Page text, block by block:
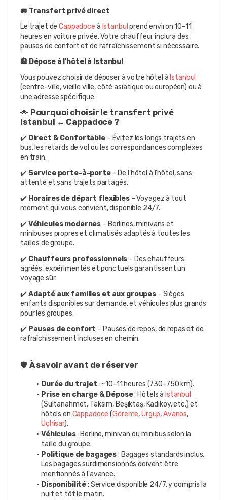
🚐 Transfert privé direct
Le trajet de Cappadoce à Istanbul prend environ 10–11
heures en voiture privée. Votre chauffeur inclura des
pauses de confort et de rafraîchissement si nécessaire.
🏨 Dépose à l'hôtel à Istanbul
Vous pouvez choisir de déposer à votre hôtel à Istanbul
(centre-ville, vieille ville, côté asiatique ou européen) ou à
une adresse spécifique.
🌟 Pourquoi choisir le transfert privé
Istanbul ↔ Cappadoce ?
✔️ Direct & Confortable – Évitez les longs trajets en
bus, les retards de vol ou les correspondances complexes
en train.
✔️ Service porte-à-porte – De l'hôtel à l'hôtel, sans
attente et sans trajets partagés.
✔️ Horaires de départ flexibles – Voyagez à tout
moment qui vous convient, disponible 24/7.
✔️ Véhicules modernes – Berlines, minivans et
minibuses propres et climatisés adaptés à toutes les
tailles de groupe.
✔️ Chauffeurs professionnels – Des chauffeurs
agréés, expérimentés et ponctuels garantissent un
voyage sûr.
✔️ Adapté aux familles et aux groupes – Sièges
enfants disponibles sur demande, et véhicules plus grands
pour les groupes.
✔️ Pauses de confort – Pauses de repos, de repas et de
rafraîchissement incluses en chemin.
🛡️ À savoir avant de réserver
Durée du trajet : ~10–11 heures (730–750 km).
Prise en charge & Dépose : Hôtels à Istanbul
(Sultanahmet, Taksim, Beşiktaş, Kadıköy, etc.) et
hôtels en Cappadoce (Göreme, Ürgüp, Avanos
Uçhisar).
Véhicules : Berline, minivan ou minibus selon la
taille du groupe.
Politique de bagages : Bagages standards inclus.
Les bagages surdimensionnés doivent être
mentionnés à l'avance.
Disponibilité : Service disponible 24/7, y compris la
nuit et tôt le matin.